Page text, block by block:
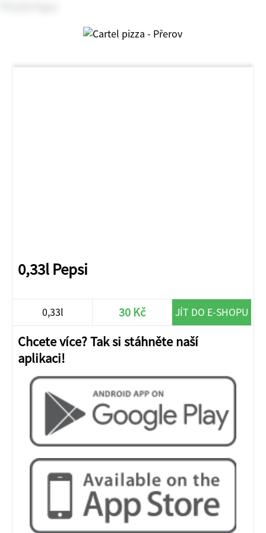
0,33l Pepsi
0,33l 30 Kč JÍT DO E-SHOPU
Chcete více? Tak si stáhněte naší
aplikaci!